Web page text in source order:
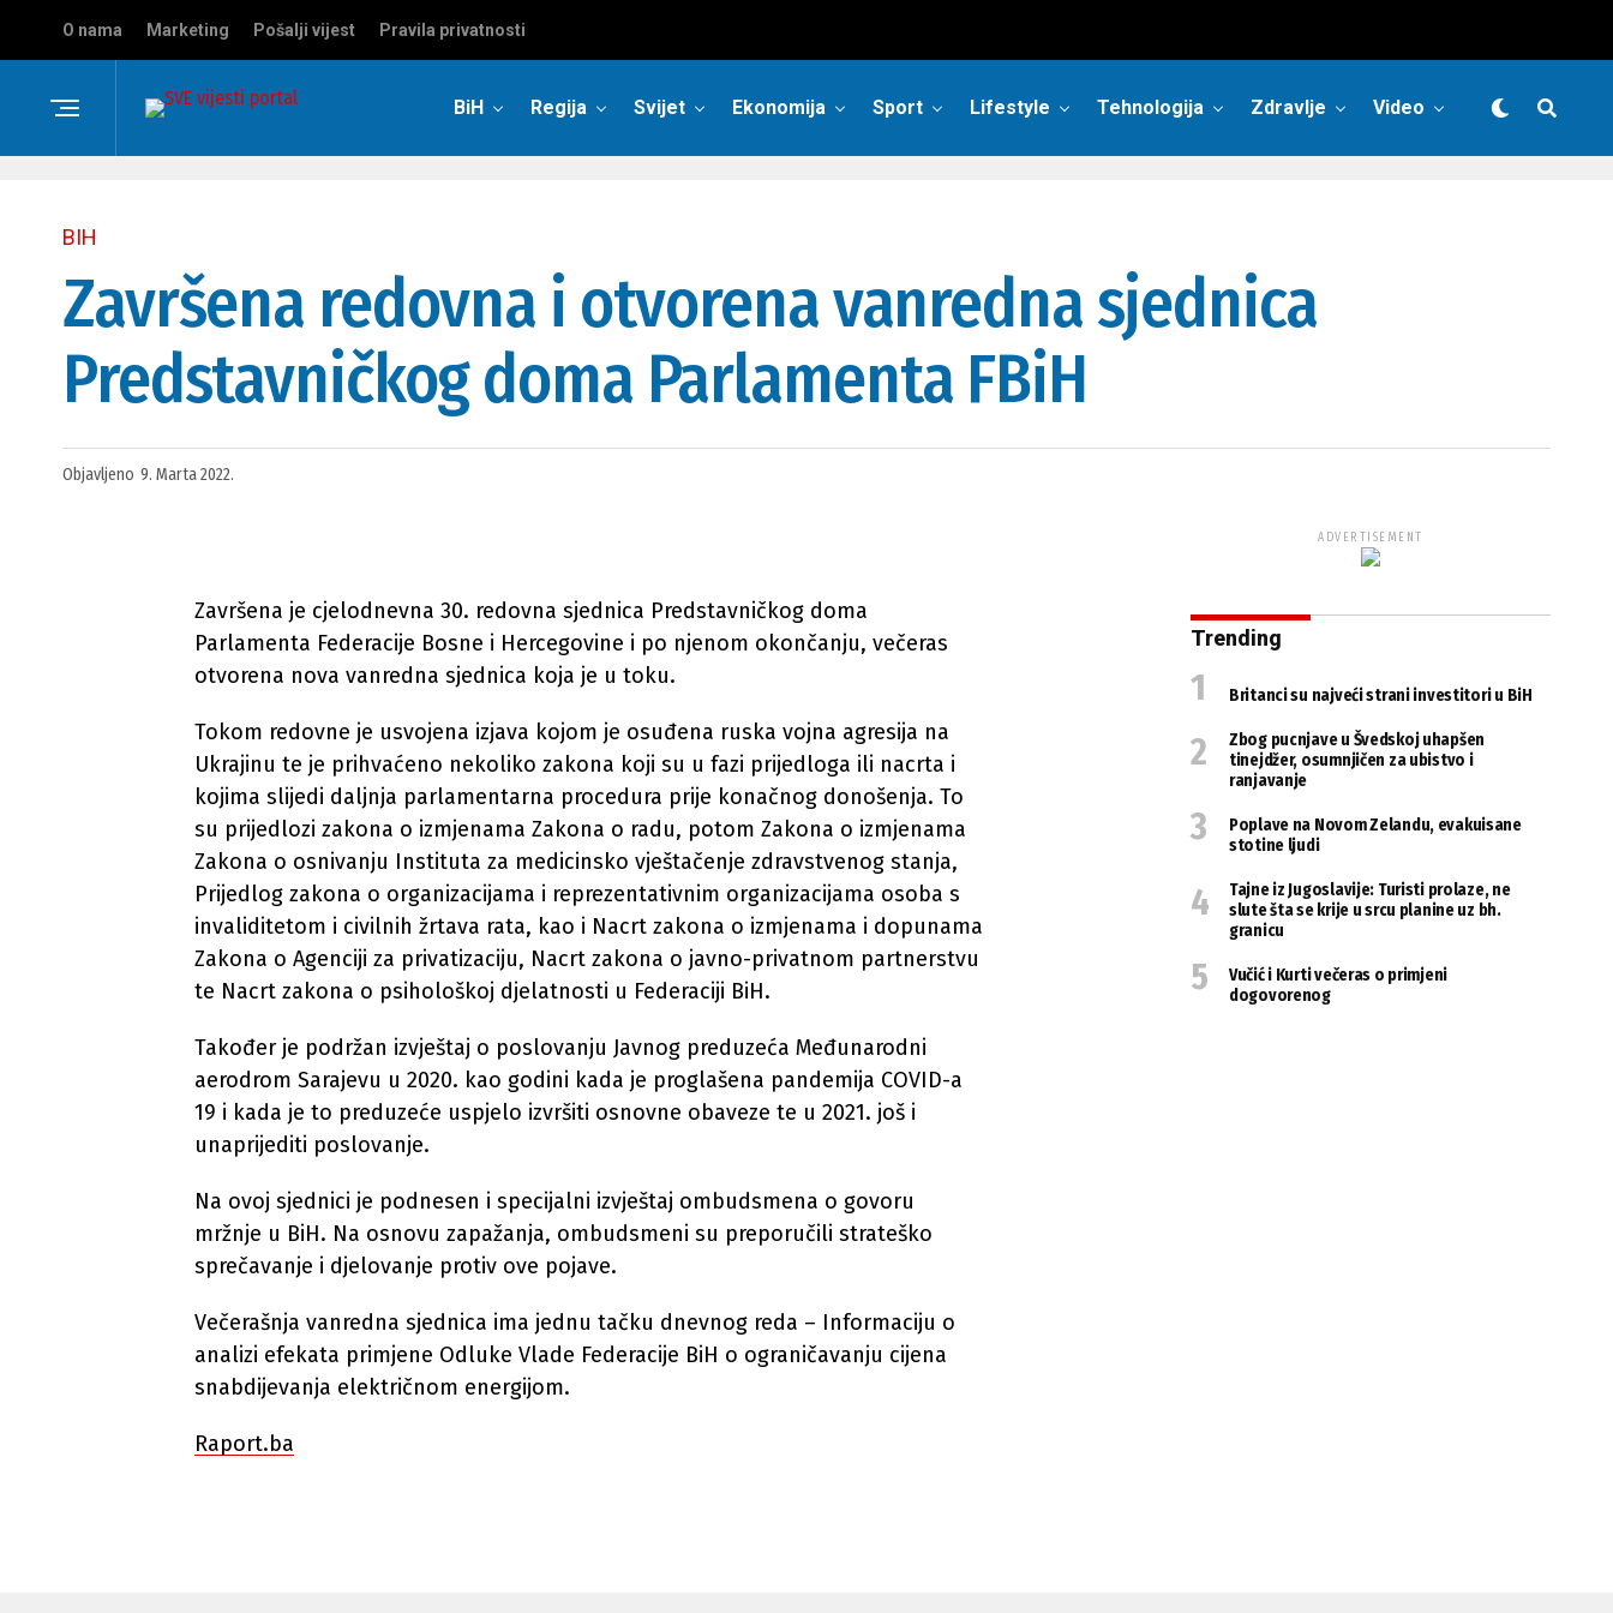
O nama Marketing Pošalji vijest Pravila privatnosti
BiH Regija Svijet Ekonomija Sport Lifestyle Tehnologija Zdravlje Video
BIH
Završena redovna i otvorena vanredna sjednica
Predstavničkog doma Parlamenta FBiH
Objavljeno 9. Marta 2022.
Završena je cjelodnevna 30. redovna sjednica Predstavničkog doma
Parlamenta Federacije Bosne i Hercegovine i po njenom okončanju, večeras
otvorena nova vanredna sjednica koja je u toku.
Tokom redovne je usvojena izjava kojom je osuđena ruska vojna agresija na
Ukrajinu te je prihvaćeno nekoliko zakona koji su u fazi prijedloga ili nacrta i
kojima slijedi daljnja parlamentarna procedura prije konačnog donošenja. To
su prijedlozi zakona o izmjenama Zakona o radu, potom Zakona o izmjenama
Zakona o osnivanju Instituta za medicinsko vještačenje zdravstvenog stanja,
Prijedlog zakona o organizacijama i reprezentativnim organizacijama osoba s
invaliditetom i civilnih žrtava rata, kao i Nacrt zakona o izmjenama i dopunama
Zakona o Agenciji za privatizaciju, Nacrt zakona o javno-privatnom partnerstvu
te Nacrt zakona o psihološkoj djelatnosti u Federaciji BiH.
Također je podržan izvještaj o poslovanju Javnog preduzeća Međunarodni
aerodrom Sarajevu u 2020. kao godini kada je proglašena pandemija COVID-a
19 i kada je to preduzeće uspjelo izvršiti osnovne obaveze te u 2021. još i
unaprijediti poslovanje.
Na ovoj sjednici je podnesen i specijalni izvještaj ombudsmena o govoru
mržnje u BiH. Na osnovu zapažanja, ombudsmeni su preporučili strateško
sprečavanje i djelovanje protiv ove pojave.
Večerašnja vanredna sjednica ima jednu tačku dnevnog reda – Informaciju o
analizi efekata primjene Odluke Vlade Federacije BiH o ograničavanju cijena
snabdijevanja električnom energijom.
Raport.ba
ADVERTISEMENT
Trending
Britanci su najveći strani investitori u BiH
Zbog pucnjave u Švedskoj uhapšen
tinejdžer, osumnjičen za ubistvo i
ranjavanje
Poplave na Novom Zelandu, evakuisane
stotine ljudi
Tajne iz Jugoslavije: Turisti prolaze, ne
slute šta se krije u srcu planine uz bh.
granicu
Vučić i Kurti večeras o primjeni
dogovorenog